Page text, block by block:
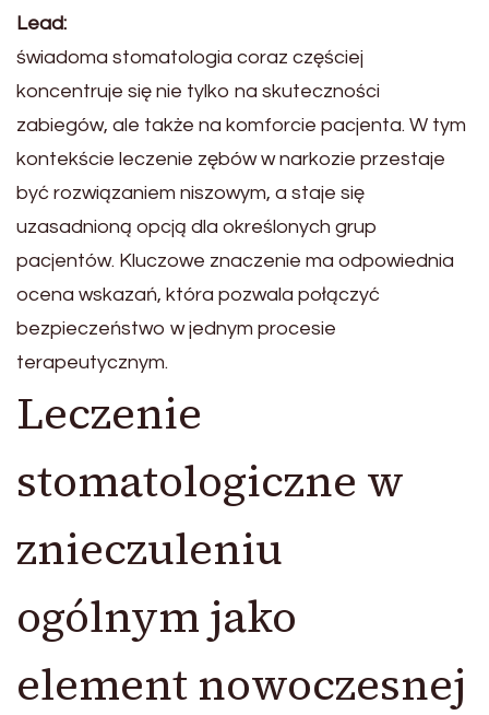
Lead:
świadoma stomatologia coraz częściej
koncentruje się nie tylko na skuteczności
zabiegów, ale także na komforcie pacjenta. W tym
kontekście leczenie zębów w narkozie przestaje
być rozwiązaniem niszowym, a staje się
uzasadnioną opcją dla określonych grup
pacjentów. Kluczowe znaczenie ma odpowiednia
ocena wskazań, która pozwala połączyć
bezpieczeństwo w jednym procesie
terapeutycznym.
Leczenie
stomatologiczne w
znieczuleniu
ogólnym jako
element nowoczesnej